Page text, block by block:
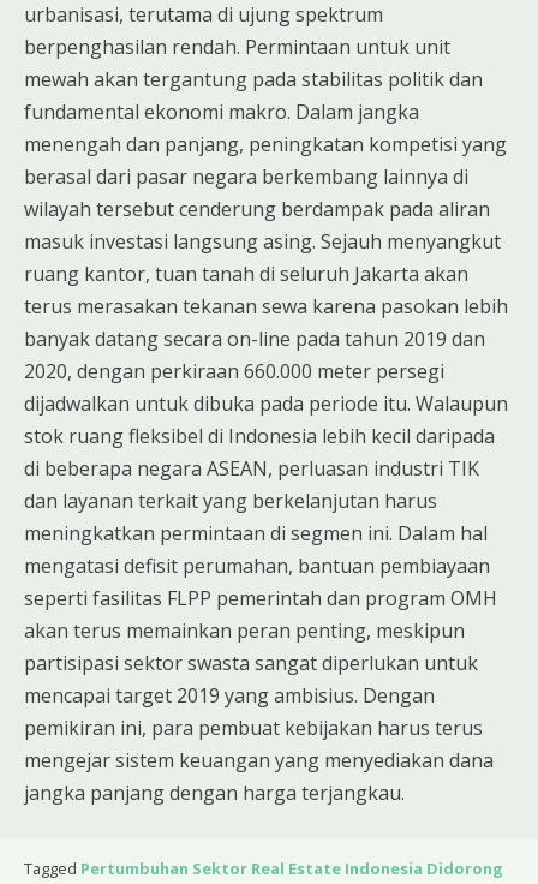
urbanisasi, terutama di ujung spektrum
berpenghasilan rendah. Permintaan untuk unit
mewah akan tergantung pada stabilitas politik dan
fundamental ekonomi makro. Dalam jangka
menengah dan panjang, peningkatan kompetisi yang
berasal dari pasar negara berkembang lainnya di
wilayah tersebut cenderung berdampak pada aliran
masuk investasi langsung asing. Sejauh menyangkut
ruang kantor, tuan tanah di seluruh Jakarta akan
terus merasakan tekanan sewa karena pasokan lebih
banyak datang secara on-line pada tahun 2019 dan
2020, dengan perkiraan 660.000 meter persegi
dijadwalkan untuk dibuka pada periode itu. Walaupun
stok ruang fleksibel di Indonesia lebih kecil daripada
di beberapa negara ASEAN, perluasan industri TIK
dan layanan terkait yang berkelanjutan harus
meningkatkan permintaan di segmen ini. Dalam hal
mengatasi defisit perumahan, bantuan pembiayaan
seperti fasilitas FLPP pemerintah dan program OMH
akan terus memainkan peran penting, meskipun
partisipasi sektor swasta sangat diperlukan untuk
mencapai target 2019 yang ambisius. Dengan
pemikiran ini, para pembuat kebijakan harus terus
mengejar sistem keuangan yang menyediakan dana
jangka panjang dengan harga terjangkau.
Tagged Pertumbuhan Sektor Real Estate Indonesia Didorong